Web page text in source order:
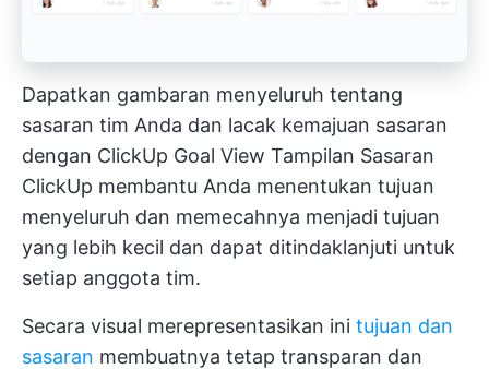
Dapatkan gambaran menyeluruh tentang
sasaran tim Anda dan lacak kemajuan sasaran
dengan ClickUp Goal View Tampilan Sasaran
ClickUp membantu Anda menentukan tujuan
menyeluruh dan memecahnya menjadi tujuan
yang lebih kecil dan dapat ditindaklanjuti untuk
setiap anggota tim.
Secara visual merepresentasikan ini tujuan dan
sasaran membuatnya tetap transparan dan